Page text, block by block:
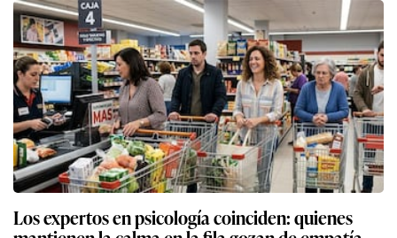
Los expertos en psicología coinciden: quienes